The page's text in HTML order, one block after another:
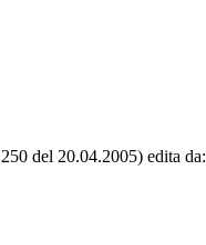
del 20.04.2005) edita da: